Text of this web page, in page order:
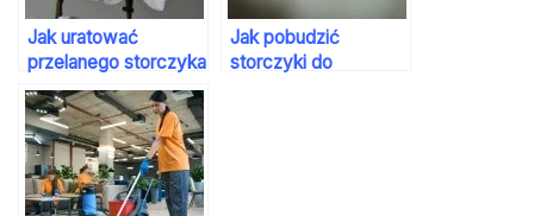
Jak uratować
przelanego storczyka
Jak pobudzić
storczyki do